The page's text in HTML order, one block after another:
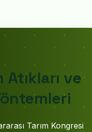
ve
Tarım Kongresi